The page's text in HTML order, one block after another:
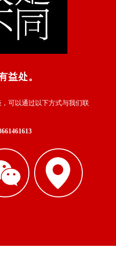
益处。
可以通过以下方式与我们联